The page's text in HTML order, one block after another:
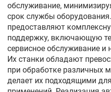
обслуживание,
срок службы
предоставляют
поддержку, включающую
сервисное обслуживание и
Их станки обладают
при обработке различных
делает их подходящими